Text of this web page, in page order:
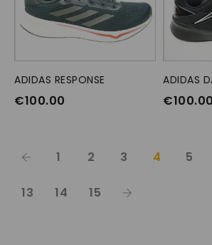
OPTIES SELECTEREN
ADIDAS RESPONSE
€100.00
ADIDAS
€100.00
1 2 3 4 5
13 14 15